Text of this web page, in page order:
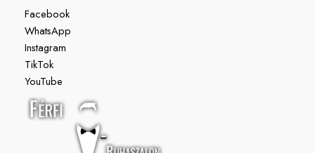
Facebook
WhatsApp
Instagram
TikTok
YouTube